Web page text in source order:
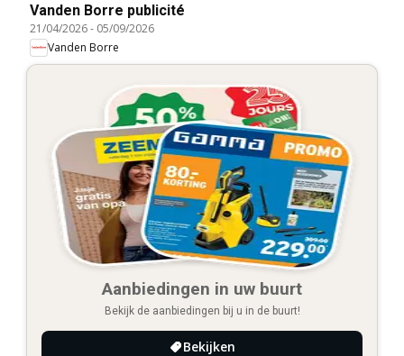
Vanden Borre publicité
21/04/2026- 05/09/2026
Vanden Borre
Aanbiedingen in uw buurt
Bekijk de aanbiedingen bij u in de buurt!
Bekijken